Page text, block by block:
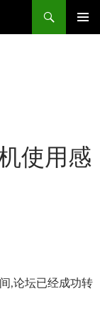
使用感
,论坛已经成功转